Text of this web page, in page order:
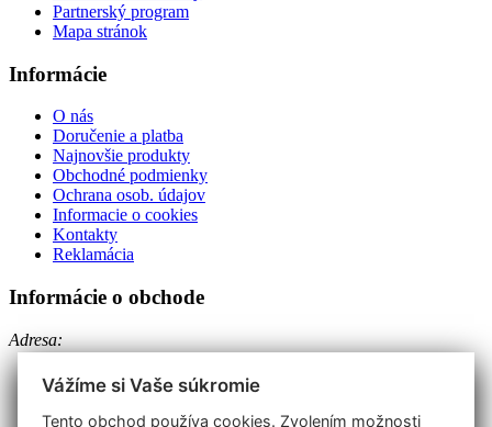
Partnerský program
Mapa stránok
Informácie
O nás
Doručenie a platba
Najnovšie produkty
Obchodné podmienky
Ochrana osob. údajov
Informacie o cookies
Kontakty
Reklamácia
Informácie o obchode
Adresa:
Vápenická 26
Prievidza 971 01
Telefón: +421 46 542 52 37
Vážíme si Vaše súkromie
Tento obchod používa cookies. Zvolením možnosti